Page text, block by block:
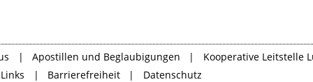
Apostillen und Beglaubigungen
Kooperative Leitstelle
Barrierefreiheit Datenschutz